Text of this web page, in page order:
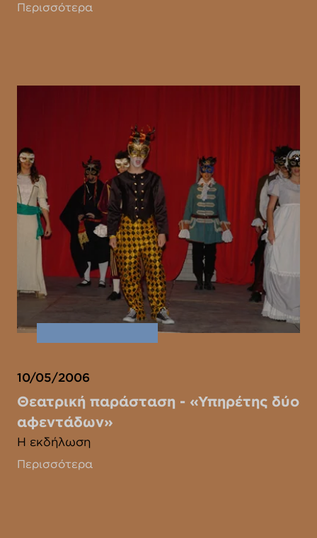
Περισσότερα
10/05/2006
Θεατρική παράσταση - «Υπηρέτης δύο
αφεντάδων»
Η εκδήλωση
Περισσότερα